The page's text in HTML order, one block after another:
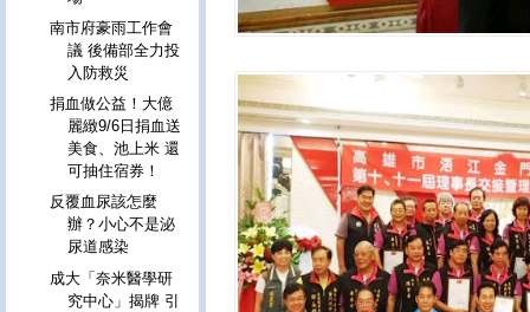
南市府豪雨工作會
議 後備部全力投
入防救災
捐血做公益！大億
麗緻9/6日捐血送
美食、池上米 還
可抽住宿券！
反覆血尿該怎麼
辦？小心不是泌
尿道感染
成大「奈米醫學研
究中心」揭牌 引